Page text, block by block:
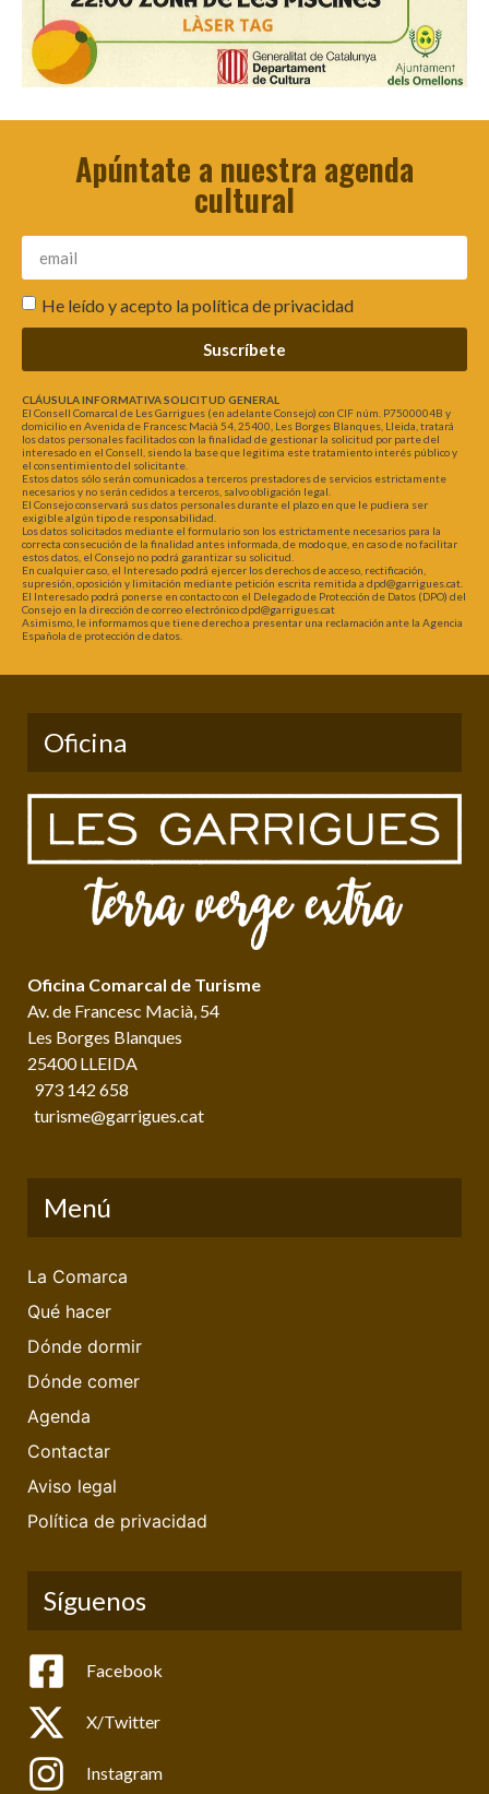
Apúntate a nuestra agenda
cultural
He leído y acepto lapolítica de privacidad
Suscríbete
CLÁUSULA INFORMATIVA SOLICITUD GENERAL
El Consell Comarcal de Les Garrigues (en adelante Consejo) con CIF núm. P7500004B y
domicilio en Avenida de Francesc Macià 54, 25400, Les Borges Blanques, Lleida, tratará
los datos personales facilitados con la finalidad de gestionar la solicitud por parte del
interesado en el Consell, siendo la base que legitima este tratamiento interés público y
el consentimiento del solicitante.
Estos datos sólo serán comunicados a terceros prestadores de servicios estrictamente
necesarios y no serán cedidos a terceros, salvo obligación legal.
El Consejo conservará sus datos personales durante el plazo en que le pudiera ser
exigible algún tipo de responsabilidad.
Los datos solicitados mediante el formulario son los estrictamente necesarios para la
correcta consecución de la finalidad antes informada, de modo que, en caso de no facilitar
estos datos, el Consejo no podrá garantizar su solicitud.
En cualquier caso, el Interesado podrá ejercer los derechos de acceso, rectificación,
supresión, oposición y limitación mediante petición escrita remitida a dpd@garrigues.cat.
El Interesado podrá ponerse en contacto con el Delegado de Protección de Datos (DPO) del
Consejo en la dirección de correo electrónico dpd@garrigues.cat
Asimismo, le informamos que tiene derecho a presentar una reclamación ante la Agencia
Española de protección de datos.
Oficina
Oficina Comarcal de Turisme
Av. de Francesc Macià, 54
Les Borges Blanques
25400 LLEIDA
973 142 658
turisme@garrigues.cat
Menú
La Comarca
Qué hacer
Dónde dormir
Dónde comer
Agenda
Contactar
Aviso legal
Política de privacidad
Síguenos
Facebook
X/Twitter
Instagram